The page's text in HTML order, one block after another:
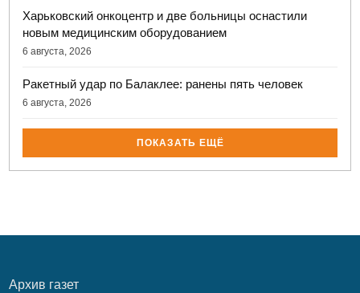
Харьковский онкоцентр и две больницы оснастили
новым медицинским оборудованием
6 августа, 2026
Ракетный удар по Балаклее: ранены пять человек
6 августа, 2026
ПОКАЗАТЬ ЕЩЁ
Архив газет